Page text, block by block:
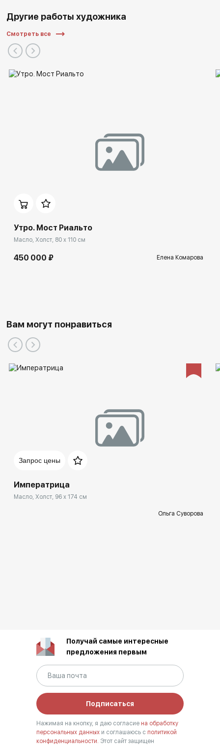
Другие работы художника
Смотреть все
Утро. Мост Риальто
Масло, Холст, 80 x 110 см
450 000 ₽ Елена Комарова
Вам могут понравиться
Запрос цены
Императрица
Масло, Холст, 96 x 174 см
Ольга Суворова
Получай самые интересные
предложения первым
Подписаться
Нажимая на кнопку, я даю согласие на обработку
персональных данных и соглашаюсь с политикой
конфиденциальности. Этот сайт защищен